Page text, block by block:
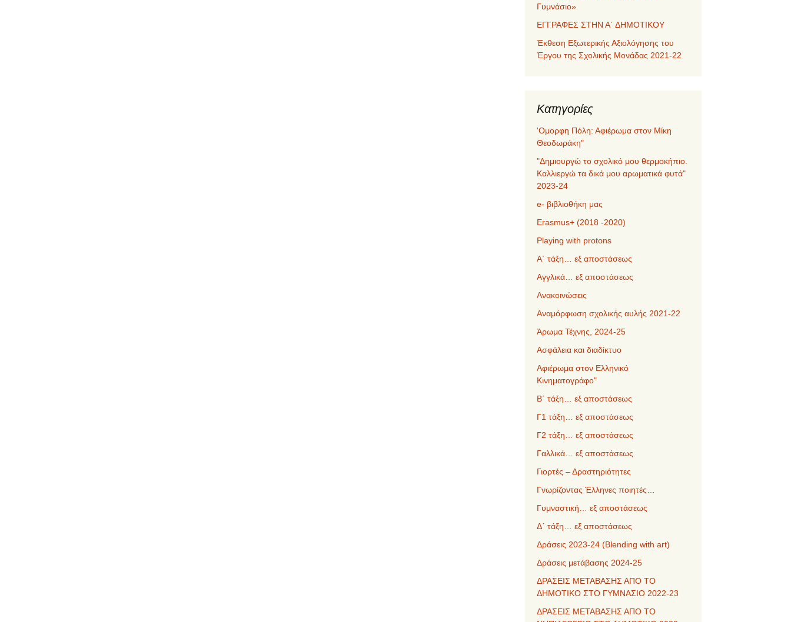
Γυμνάσιο»
ΕΓΓΡΑΦΕΣ ΣΤΗΝ Α΄ ΔΗΜΟΤΙΚΟΥ
Έκθεση Εξωτερικής Αξιολόγησης του
Έργου της Σχολικής Μονάδας 2021-22
Kατηγορίες
'Ομορφη Πόλη: Αφιέρωμα στον Μίκη
Θεοδωράκη"
"Δημιουργώ το σχολικό μου θερμοκήπιο.
Καλλιεργώ τα δικά μου αρωματικά φυτά"
2023-24
e- βιβλιοθήκη μας
Erasmus+ (2018 -2020)
Playing with protons
Α΄ τάξη… εξ αποστάσεως
Αγγλικά… εξ αποστάσεως
Ανακοινώσεις
Αναμόρφωση σχολικής αυλής 2021-22
Άρωμα Τέχνης, 2024-25
Ασφάλεια και διαδίκτυο
Αφιέρωμα στον Ελληνικό
Κινηματογράφο"
Β΄ τάξη… εξ αποστάσεως
Γ1 τάξη… εξ αποστάσεως
Γ2 τάξη… εξ αποστάσεως
Γαλλικά… εξ αποστάσεως
Γιορτές – Δραστηριότητες
Γνωρίζοντας Έλληνες ποιητές…
Γυμναστική… εξ αποστάσεως
Δ΄ τάξη… εξ αποστάσεως
Δράσεις 2023-24 (Blending with art)
Δράσεις μετάβασης 2024-25
ΔΡΑΣΕΙΣ ΜΕΤΑΒΑΣΗΣ ΑΠΟ ΤΟ
ΔΗΜΟΤΙΚΟ ΣΤΟ ΓΥΜΝΑΣΙΟ 2022-23
ΔΡΑΣΕΙΣ ΜΕΤΑΒΑΣΗΣ ΑΠΟ ΤΟ